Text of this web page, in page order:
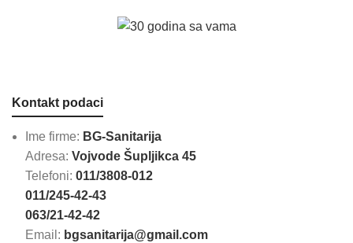
Kontakt podaci
Ime firme: BG-Sanitarija
Adresa: Vojvode Šupljikca 45
Telefoni: 011/3808-012
011/245-42-43
063/21-42-42
Email: bgsanitarija@gmail.com